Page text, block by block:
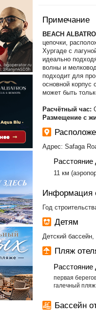
Примечание
BEACH
цепочки,
Хургаде c
идеально
волны и
подходит для
основной корпус
может быть
Расчётный час:
Размещение с
Адрес: Safaga
Расстояние
11 км
Информация
Год
Детям
Детский
Пляж
​первая
галечный
Бассейн